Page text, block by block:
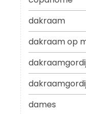
dakraam
dakraam op
dames